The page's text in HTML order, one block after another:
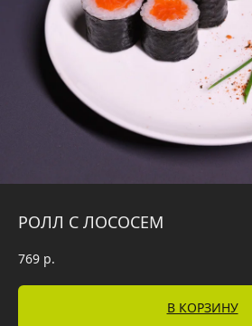
РОЛЛ С ЛОСОСЕМ
769 р.
В КОРЗИНУ